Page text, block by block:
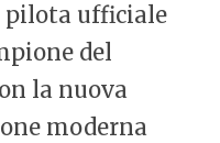
pilota ufficiale
del
la nuova
moderna